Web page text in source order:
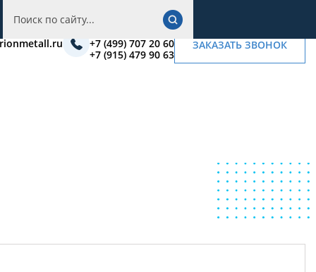
+7 (495) 222 03 42
+7 (499) 707 20 60
+7 (915) 479 90 63
ЗАКАЗАТЬ ЗВОНОК